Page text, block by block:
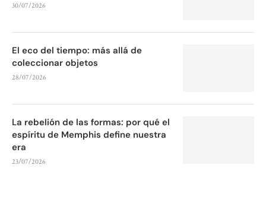
30/07/2026
El eco del tiempo: más allá de
coleccionar objetos
28/07/2026
La rebelión de las formas: por qué el
espíritu de Memphis define nuestra
era
23/07/2026